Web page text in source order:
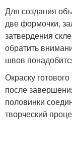
Для создания
две формочки,
затвердения
обратить
швов
Окраску
после
половинки
творческий